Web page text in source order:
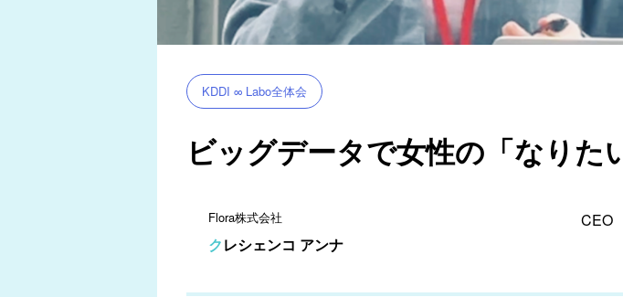
KDDI ∞ Labo全体会
ビッグデータで女性の「なりた
Flora株式会社
クレシェンコ アンナ
CEO